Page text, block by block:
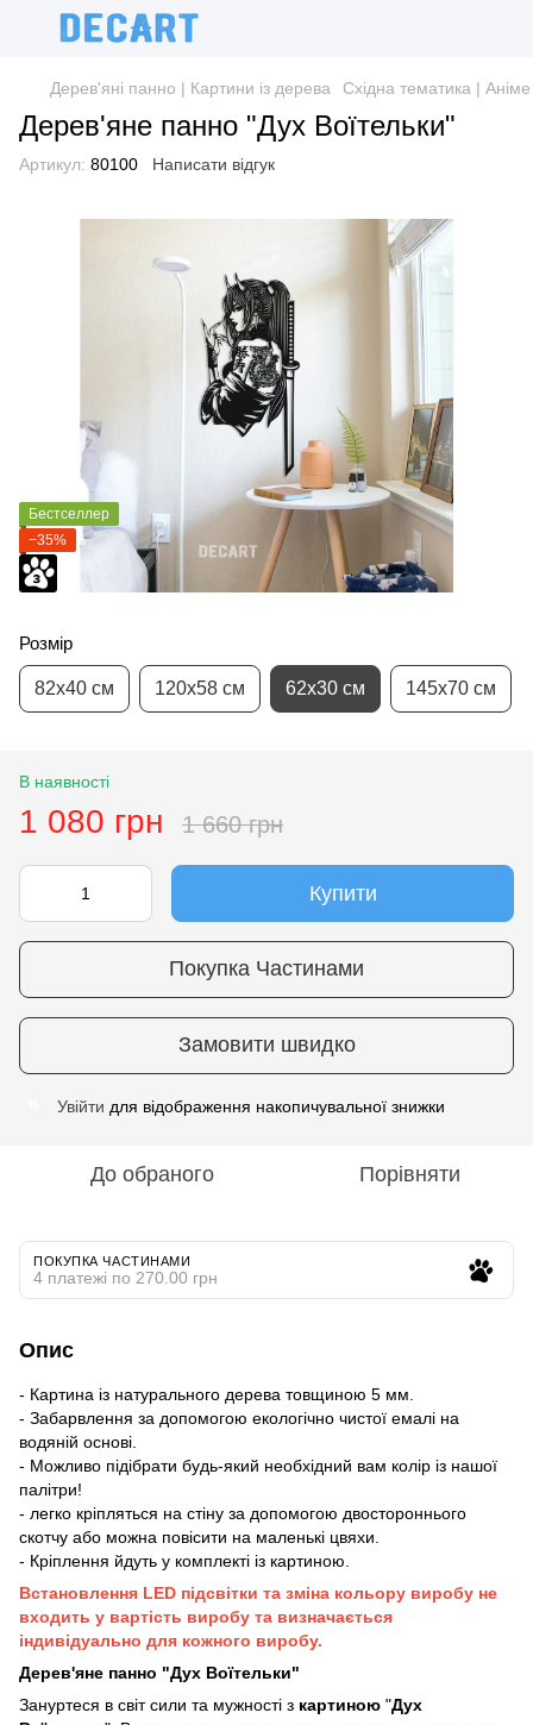
Дерев'яні панно | Картини із дерева Східна тематика | Аніме
Дерев'яне панно "Дух Воїтельки"
Артикул: 80100 Написати відгук
Бестселлер
−35%
Розмір
82х40 см 120х58 см 62х30 см 145х70 см
В наявності
1 080 грн 1 660 грн
Купити
Покупка Частинами
Замовити швидко
Увійти для відображення накопичувальної знижки
До обраного Порівняти
ПОКУПКА ЧАСТИНАМИ
4 платежі по 270.00 грн
Опис
- Картина із натурального дерева товщиною 5 мм.
- Забарвлення за допомогою екологічно чистої емалі на
водяній основі.
- Можливо підібрати будь-який необхідний вам колір із нашої
палітри!
- легко кріпляться на стіну за допомогою двостороннього
скотчу або можна повісити на маленькі цвяхи.
- Кріплення йдуть у комплекті із картиною.
Встановлення LED підсвітки та зміна кольору виробу не
входить у вартість виробу та визначається
індивідуально для кожного виробу.
Дерев'яне панно "Дух Воїтельки"
Зануртеся в світ сили та мужності з картиною "Дух